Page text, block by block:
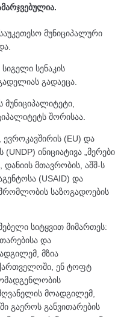
მუნიციპალური
სენაკის
გადაეცა.
მუნიციპალიტეტი,
შორისაა.
(EU) და
ინიციატივა „მერები
მთავრობის, აშშ-ს
(USAID) და
საზოგადოების
სიტყვით მიმართეს:
და
მზია
ენ ტოფტ
მოადგილემ,
გაეროს განვითარების